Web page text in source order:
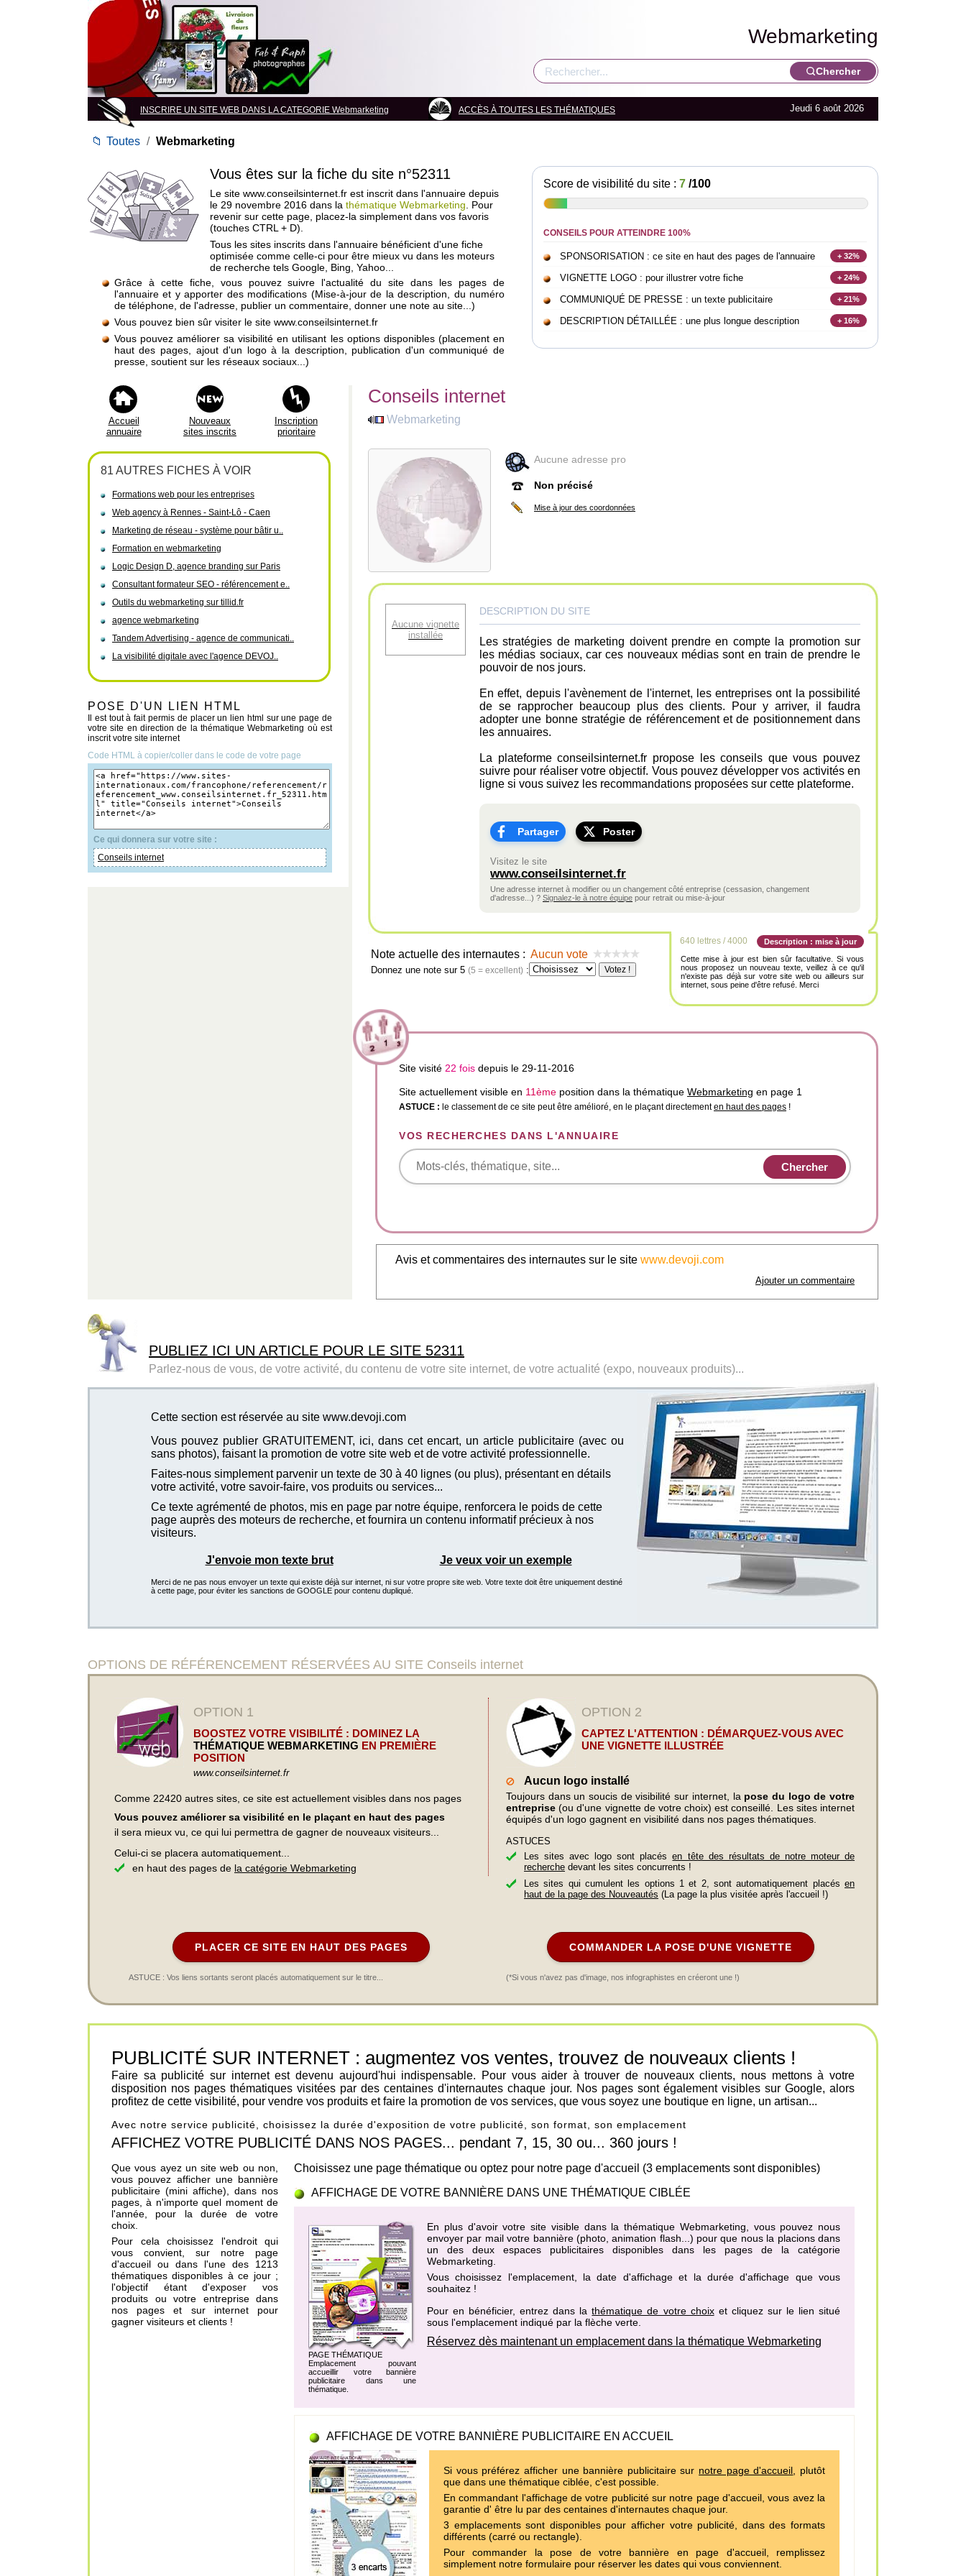
Webmarketing
Chercher
INSCRIRE UN SITE WEB DANS LA CATEGORIE Webmarketing ACCÈS À TOUTES LES THÉMATIQUES Jeudi 6 août 2026
📁 Toutes / Webmarketing
Vous êtes sur la fiche du site n°52311
Le site www.conseilsinternet.fr est inscrit dans l'annuaire depuis
le 29 novembre 2016 dans la thématique Webmarketing . Pour
revenir sur cette page, placez-la simplement dans vos favoris
(touches CTRL + D).
Tous les sites inscrits dans l'annuaire bénéficient d'une fiche
optimisée comme celle-ci pour être mieux vu dans les moteurs
de recherche tels Google, Bing, Yahoo...
Grâce à cette fiche, vous pouvez suivre l'actualité du site dans les pages de
l'annuaire et y apporter des modifications (Mise-à-jour de la description, du numéro
de téléphone, de l'adresse, publier un commentaire, donner une note au site...)
Vous pouvez bien sûr visiter le site www.conseilsinternet.fr
Vous pouvez améliorer sa visibilité en utilisant les options disponibles (placement en
haut des pages, ajout d'un logo à la description, publication d'un communiqué de
presse, soutient sur les réseaux sociaux...)
Score de visibilité du site : 7 /100
CONSEILS POUR ATTEINDRE 100%
SPONSORISATION : ce site en haut des pages de l'annuaire + 32%
VIGNETTE LOGO : pour illustrer votre fiche + 24%
COMMUNIQUÉ DE PRESSE : un texte publicitaire + 21%
DESCRIPTION DÉTAILLÉE : une plus longue description + 16%
Accueil
annuaire
Nouveaux
sites inscrits
Inscription
prioritaire
81 AUTRES FICHES À VOIR
Formations web pour les entreprises
Web agency à Rennes - Saint-Lô - Caen
Marketing de réseau - système pour bâtir u..
Formation en webmarketing
Logic Design D, agence branding sur Paris
Consultant formateur SEO - référencement e..
Outils du webmarketing sur tillid.fr
agence webmarketing
Tandem Advertising - agence de communicati..
La visibilité digitale avec l'agence DEVOJ..
POSE D'UN LIEN HTML
Il est tout à fait permis de placer un lien html sur une page de
votre site en direction de la thématique Webmarketing où est
inscrit votre site internet
Code HTML à copier/coller dans le code de votre page
Ce qui donnera sur votre site :
Conseils internet
Conseils internet
Webmarketing
Aucune adresse pro
Non précisé
Mise à jour des coordonnées
Aucune vignette
installée
DESCRIPTION DU SITE
Les stratégies de marketing doivent prendre en compte la promotion sur
les médias sociaux, car ces nouveaux médias sont en train de prendre le
pouvoir de nos jours.
En effet, depuis l'avènement de l'internet, les entreprises ont la possibilité
de se rapprocher beaucoup plus des clients. Pour y arriver, il faudra
adopter une bonne stratégie de référencement et de positionnement dans
les annuaires.
La plateforme conseilsinternet.fr propose les conseils que vous pouvez
suivre pour réaliser votre objectif. Vous pouvez développer vos activités en
ligne si vous suivez les recommandations proposées sur cette plateforme.
Partager Poster
Visitez le site
www.conseilsinternet.fr
Une adresse internet à modifier ou un changement côté entreprise (cessasion, changement
d'adresse...) ? Signalez-le à notre équipe pour retrait ou mise-à-jour
Note actuelle des internautes : Aucun vote
Donnez une note sur 5 (5 = excellent) :
640 lettres / 4000
Description : mise à jour
Cette mise à jour est bien sûr facultative. Si vous
nous proposez un nouveau texte, veillez à ce qu'il
n'existe pas déjà sur votre site web ou ailleurs sur
internet, sous peine d'être refusé. Merci
Site visité 22 fois depuis le 29-11-2016
Site actuellement visible en 11ème position dans la thématique Webmarketing en page 1
ASTUCE : le classement de ce site peut être amélioré, en le plaçant directementen haut des pages !
VOS RECHERCHES DANS L'ANNUAIRE
Avis et commentaires des internautes sur le site www.devoji.com
Ajouter un commentaire
PUBLIEZ ICI UN ARTICLE POUR LE SITE 52311
Parlez-nous de vous, de votre activité, du contenu de votre site internet, de votre actualité (expo, nouveaux produits)...
Cette section est réservée au site www.devoji.com
Vous pouvez publier GRATUITEMENT, ici, dans cet encart, un article publicitaire (avec ou
sans photos), faisant la promotion de votre site web et de votre activité professionnelle.
Faites-nous simplement parvenir un texte de 30 à 40 lignes (ou plus), présentant en détails
votre activité, votre savoir-faire, vos produits ou services...
Ce texte agrémenté de photos, mis en page par notre équipe, renforcera le poids de cette
page auprès des moteurs de recherche, et fournira un contenu informatif précieux à nos
visiteurs.
J'envoie mon texte brut Je veux voir un exemple
Merci de ne pas nous envoyer un texte qui existe déjà sur internet, ni sur votre propre site web. Votre texte doit être uniquement destiné
à cette page, pour éviter les sanctions de GOOGLE pour contenu dupliqué.
OPTIONS DE RÉFÉRENCEMENT RÉSERVÉES AU SITE Conseils internet
OPTION 1
BOOSTEZ VOTRE VISIBILITÉ : DOMINEZ LA
THÉMATIQUE WEBMARKETING EN PREMIÈRE
POSITION
www.conseilsinternet.fr
Comme 22420 autres sites, ce site est actuellement visibles dans nos pages
Vous pouvez améliorer sa visibilité en le plaçant en haut des pages
il sera mieux vu, ce qui lui permettra de gagner de nouveaux visiteurs...
Celui-ci se placera automatiquement...
en haut des pages de la catégorie Webmarketing
OPTION 2
CAPTEZ L'ATTENTION : DÉMARQUEZ-VOUS AVEC
UNE VIGNETTE ILLUSTRÉE
Aucun logo installé
Toujours dans un soucis de visibilité sur internet, la pose du logo de votre
entreprise (ou d'une vignette de votre choix) est conseillé. Les sites internet
équipés d'un logo gagnent en visibilité dans nos pages thématiques.
ASTUCES
Les sites avec logo sont placésen tête des résultats de notre moteur de
recherche devant les sites concurrents !
Les sites qui cumulent les options 1 et 2, sont automatiquement placés en
haut de la page des Nouveautés (La page la plus visitée après l'accueil !)
PLACER CE SITE EN HAUT DES PAGES
ASTUCE : Vos liens sortants seront placés automatiquement sur le titre...
COMMANDER LA POSE D'UNE VIGNETTE
(*Si vous n'avez pas d'image, nos infographistes en créeront une !)
PUBLICITÉ SUR INTERNET : augmentez vos ventes, trouvez de nouveaux clients !
Faire sa publicité sur internet est devenu aujourd'hui indispensable. Pour vous aider à trouver de nouveaux clients, nous mettons à votre
disposition nos pages thématiques visitées par des centaines d'internautes chaque jour. Nos pages sont également visibles sur Google, alors
profitez de cette visibilité, pour vendre vos produits et faire la promotion de vos services, que vous soyez une boutique en ligne, un artisan...
Avec notre service publicité, choisissez la durée d'exposition de votre publicité, son format, son emplacement
AFFICHEZ VOTRE PUBLICITÉ DANS NOS PAGES... pendant 7, 15, 30 ou... 360 jours !
Que vous ayez un site web ou non,
vous pouvez afficher une bannière
publicitaire (mini affiche), dans nos
pages, à n'importe quel moment de
l'année, pour la durée de votre
choix.
Pour cela choisissez l'endroit qui
vous convient, sur notre page
d'accueil ou dans l'une des 1213
thématiques disponibles à ce jour ;
l'objectif étant d'exposer vos
produits ou votre entreprise dans
nos pages et sur internet pour
gagner visiteurs et clients !
Choisissez une page thématique ou optez pour notre page d'accueil (3 emplacements sont disponibles)
AFFICHAGE DE VOTRE BANNIÈRE DANS UNE THÉMATIQUE CIBLÉE
PAGE THÉMATIQUE
Emplacement pouvant
accueillir votre bannière
publicitaire dans une
thématique.
En plus d'avoir votre site visible dans la thématique Webmarketing, vous pouvez nous
envoyer par mail votre bannière (photo, animation flash...) pour que nous la placions dans
un des deux espaces publicitaires disponibles dans les pages de la catégorie
Webmarketing
Vous choisissez l'emplacement, la date d'affichage et la durée d'affichage que vous
souhaitez !
Pour en bénéficier, entrez dans lathématique de votre choixet cliquez sur le lien situé
sous l'emplacement indiqué par la flèche verte.
Réservez dès maintenant un emplacement dans la thématique Webmarketing
AFFICHAGE DE VOTRE BANNIÈRE PUBLICITAIRE EN ACCUEIL
Si vous préférez afficher une bannière publicitaire sur notre page d'accueil , plutôt
que dans une thématique ciblée, c'est possible.
En commandant l'affichage de votre publicité sur notre page d'accueil, vous avez la
garantie d' être lu par des centaines d'internautes chaque jour.
3 emplacements sont disponibles pour afficher votre publicité, dans des formats
différents (carré ou rectangle).
Pour commander la pose de votre bannière en page d'accueil, remplissez
simplement notre formulaire pour réserver les dates qui vous conviennent.